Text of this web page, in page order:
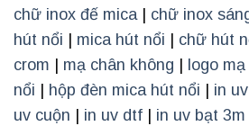
chữ inox đế mica| chữ inox
hút nổi
mica hút nổi chữ hút
crom
mạ chân không logo
nổi
hộp đèn mica hút nổi in uv
uv cuộn
in uv dtf in uv bạt 3m